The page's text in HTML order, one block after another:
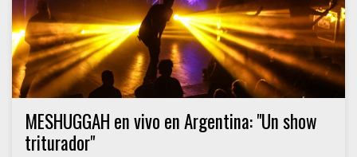
MESHUGGAH en vivo en Argentina: "Un show
triturador"